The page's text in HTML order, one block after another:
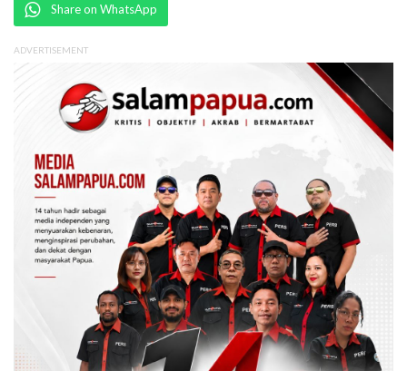
Share on WhatsApp
ADVERTISEMENT